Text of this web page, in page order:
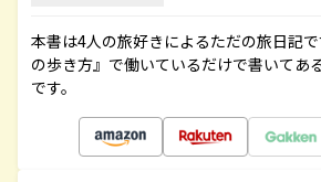
本書は4人の旅好きによるただの旅日記
の歩き方』で働いているだけで書いてあ
です。